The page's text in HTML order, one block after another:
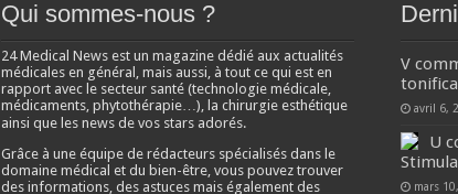
Qui sommes-nous ?
24 Medical News est un magazine dédié aux actualités
médicales en général, mais aussi, à tout ce qui est en
rapport avec le secteur santé (technologie médicale,
médicaments, phytothérapie…), la chirurgie esthétique
ainsi que les news de vos stars adorés.
Grâce à une équipe de rédacteurs spécialisés dans le
domaine médical et du bien-être, vous pouvez trouver
des informations, des astuces mais également des
V
avril 6,
U
mars